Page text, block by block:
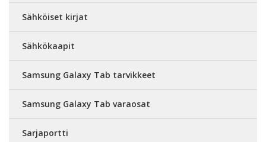
Sähköiset kirjat
Sähkökaapit
Samsung Galaxy Tab tarvikkeet
Samsung Galaxy Tab varaosat
Sarjaportti